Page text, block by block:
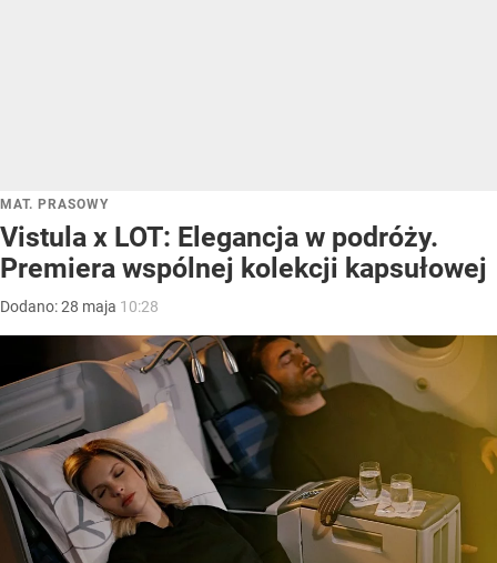
MAT. PRASOWY
Vistula x LOT: Elegancja w podróży.
Premiera wspólnej kolekcji kapsułowej
Dodano:28 maja 10:28